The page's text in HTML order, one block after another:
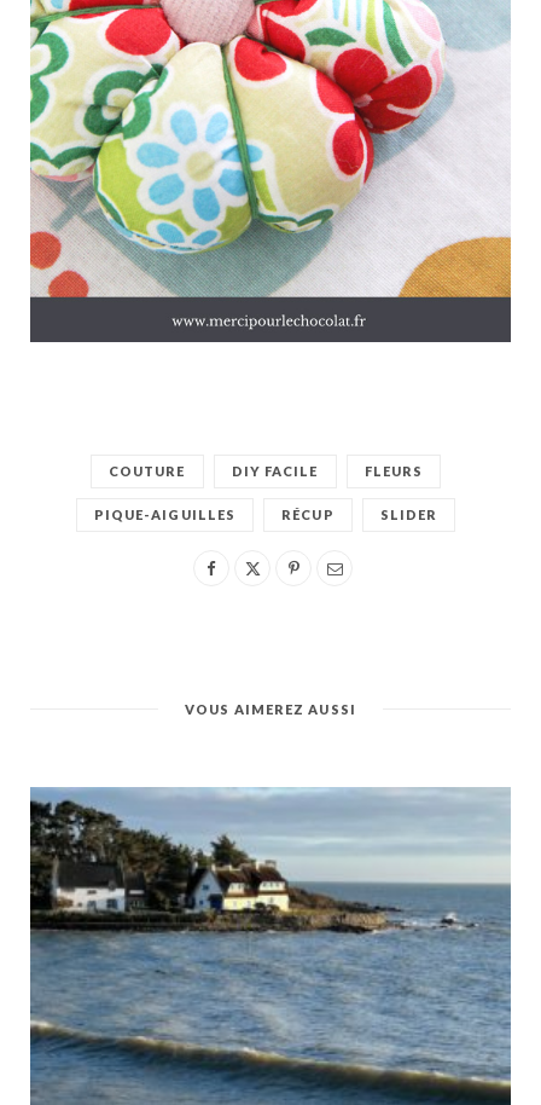
COUTURE DIY FACILE FLEURS
PIQUE-AIGUILLES RÉCUP SLIDER
VOUS AIMEREZ AUSSI